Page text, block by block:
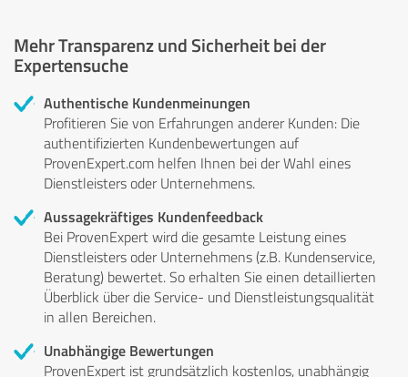
Mehr Transparenz und Sicherheit bei der
Expertensuche
Authentische Kundenmeinungen
Profitieren Sie von Erfahrungen anderer Kunden: Die
authentifizierten Kundenbewertungen auf
ProvenExpert.com helfen Ihnen bei der Wahl eines
Dienstleisters oder Unternehmens.
Aussagekräftiges Kundenfeedback
Bei ProvenExpert wird die gesamte Leistung eines
Dienstleisters oder Unternehmens (z.B. Kundenservice,
Beratung) bewertet. So erhalten Sie einen detaillierten
Überblick über die Service- und Dienstleistungsqualität
in allen Bereichen.
Unabhängige Bewertungen
ProvenExpert ist grundsätzlich kostenlos, unabhängig